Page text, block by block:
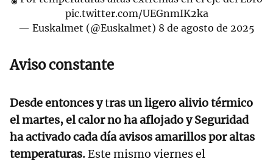
pic.twitter.com/UEGnmIK2ka
— Euskalmet (@Euskalmet) 8 de agosto de 2025
Aviso constante
Desde entonces ytras un ligero alivio térmico
el martes, el calor no ha aflojado y Seguridad
ha activado cada día avisos amarillos por altas
temperaturas.Este mismo viernes el